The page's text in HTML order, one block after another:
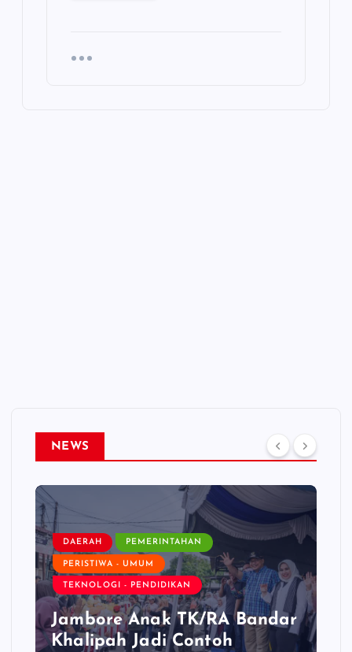
NEWS
DAERAH PEMERINTAHAN
PERISTIWA - UMUM
TEKNOLOGI - PENDIDIKAN
Jambore Anak TK/RA Bandar
Khalipah Jadi Contoh